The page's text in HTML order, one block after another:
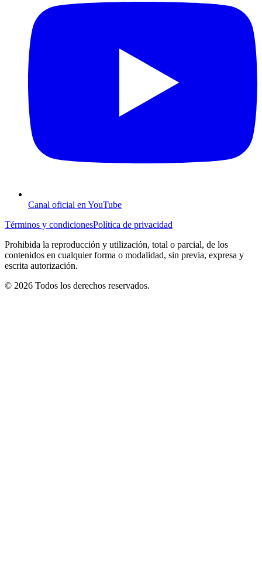
Canal oficial en YouTube
Términos y condicionesPolítica de privacidad
Prohibida la reproducción y utilización, total o parcial, de los
contenidos en cualquier forma o modalidad, sin previa, expresa y
escrita autorización.
© 2026 Todos los derechos reservados.